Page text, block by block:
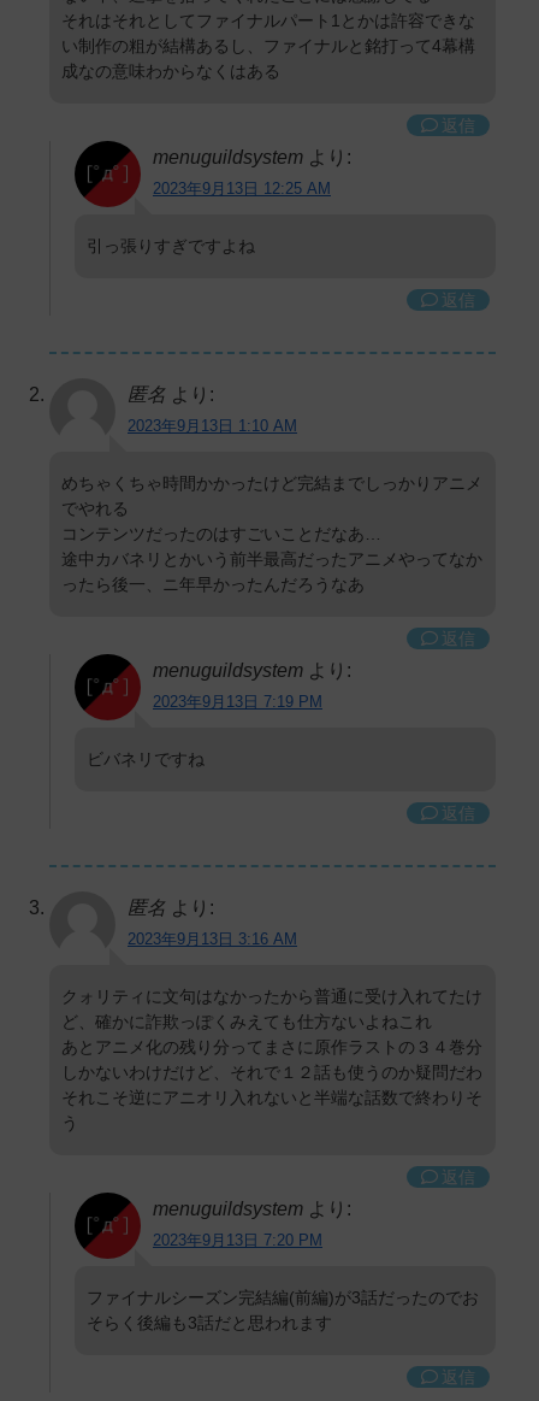
それはそれとしてファイナルパート1とかは許容できな
い制作の粗が結構あるし、ファイナルと銘打って4幕構
成なの意味わからなくはある
返信
menuguildsystem より:
2023年9月13日 12:25 AM
引っ張りすぎですよね
返信
匿名 より:
2023年9月13日 1:10 AM
めちゃくちゃ時間かかったけど完結までしっかりアニメ
でやれる
コンテンツだったのはすごいことだなあ…
途中カバネリとかいう前半最高だったアニメやってなか
ったら後一、ニ年早かったんだろうなあ
返信
menuguildsystem より:
2023年9月13日 7:19 PM
ビバネリですね
返信
匿名 より:
2023年9月13日 3:16 AM
クォリティに文句はなかったから普通に受け入れてたけ
ど、確かに詐欺っぽくみえても仕方ないよねこれ
あとアニメ化の残り分ってまさに原作ラストの３４巻分
しかないわけだけど、それで１２話も使うのか疑問だわ
それこそ逆にアニオリ入れないと半端な話数で終わりそ
う
返信
menuguildsystem より:
2023年9月13日 7:20 PM
ファイナルシーズン完結編(前編)が3話だったのでお
そらく後編も3話だと思われます
返信